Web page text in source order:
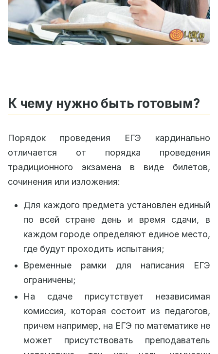
К чему нужно быть готовым?
Порядок проведения ЕГЭ кардинально
отличается от порядка проведения
традиционного экзамена в виде билетов,
сочинения или изложения:
Для каждого предмета установлен единый
по всей стране день и время сдачи, в
каждом городе определяют единое место,
где будут проходить испытания;
Временные рамки для написания ЕГЭ
ограничены;
На сдаче присутствует независимая
комиссия, которая состоит из педагогов,
причем например, на ЕГЭ по математике не
может присутствовать преподаватель